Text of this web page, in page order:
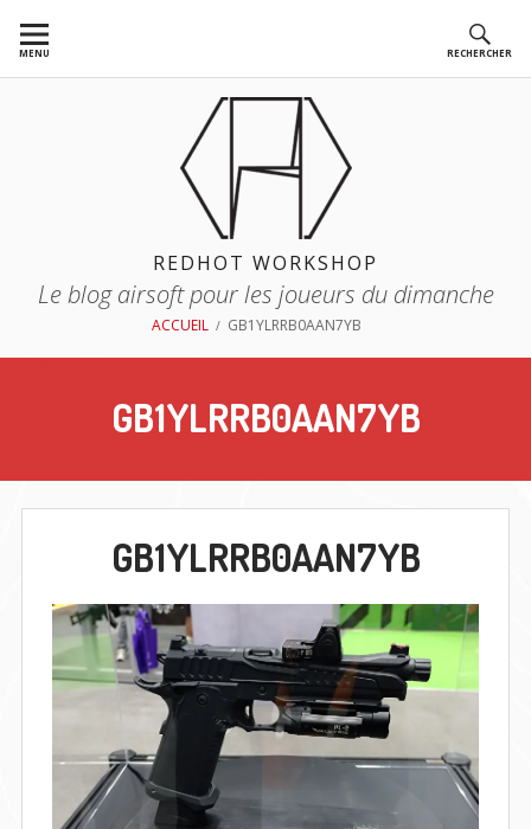
auMENU RECHERCHER
REDHOT WORKSHOP
Le blog airsoft pour les joueurs du dimanche
ACCUEIL GB1YLRRB0AAN7YB
GB1YLRRB0AAN7YB
GB1YLRRB0AAN7YB